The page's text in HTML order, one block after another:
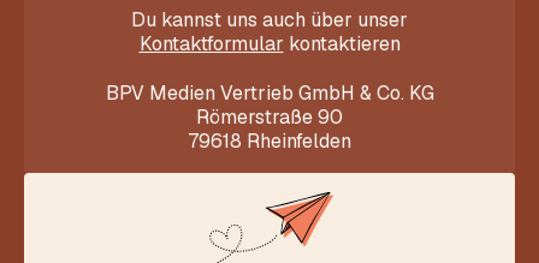
Du kannst uns auch über unser
Kontaktformular kontaktieren
BPV Medien Vertrieb GmbH & Co. KG
Römerstraße 90
79618 Rheinfelden